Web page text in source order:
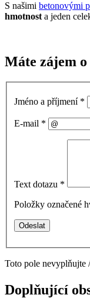
S našimi betonovými
hmotnosta jeden
Máte zájem
Jméno a příjmení *
E-mail *
Text dotazu *
Položky označené
Toto pole nevyplňujte
Doplňující